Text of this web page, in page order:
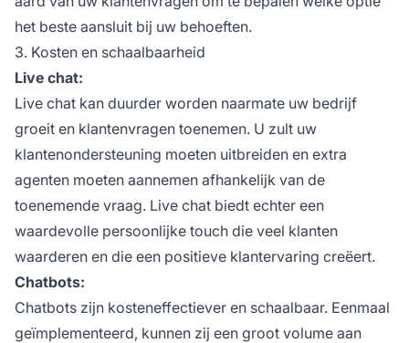
het beste aansluit bij uw behoeften.
3. Kosten en schaalbaarheid
Live chat:
Live chat kan duurder worden naarmate uw bedrijf
groeit en klantenvragen toenemen. U zult uw
klantenondersteuning moeten uitbreiden en extra
agenten moeten aannemen afhankelijk van de
toenemende vraag. Live chat biedt echter een
waardevolle persoonlijke touch die veel klanten
waarderen en die een positieve klantervaring creëert.
Chatbots:
Chatbots zijn kosteneffectiever en schaalbaar. Eenmaal
geïmplementeerd, kunnen zij een groot volume aan